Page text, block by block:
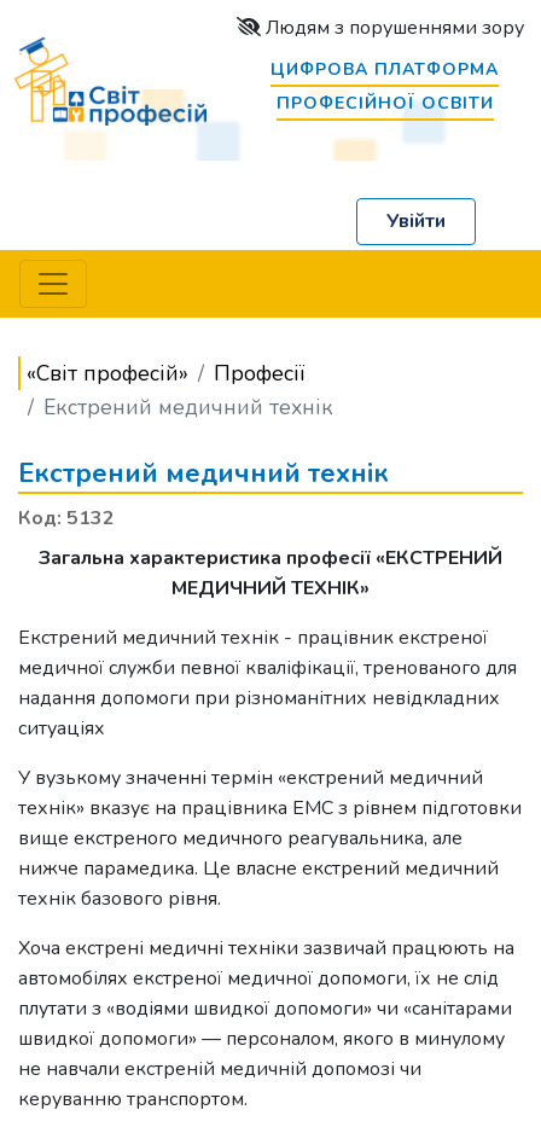
Людям з порушеннями зору
ЦИФРОВА ПЛАТФОРМА
ПРОФЕСІЙНОЇ ОСВІТИ
Увійти
«Світ професій»
Професії
Екстрений медичний технік
Екстрений медичний технік
Код: 5132
Загальна характеристика професії «ЕКСТРЕНИЙ
МЕДИЧНИЙ ТЕХНІК»
Екстрений медичний технік - працівник екстреної
медичної служби певної кваліфікації, тренованого для
надання допомоги при різноманітних невідкладних
ситуаціях
У вузькому значенні термін «екстрений медичний
технік» вказує на працівника ЕМС з рівнем підготовки
вище екстреного медичного реагувальника, але
нижче парамедика. Це власне екстрений медичний
технік базового рівня.
Хоча екстрені медичні техніки зазвичай працюють на
автомобілях екстреної медичної допомоги, їх не слід
плутати з «водіями швидкої допомоги» чи «санітарами
швидкої допомоги» — персоналом, якого в минулому
не навчали екстреній медичній допомозі чи
керуванню транспортом.